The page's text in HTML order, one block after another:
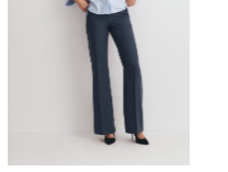
ZOBACZ PRODUKT